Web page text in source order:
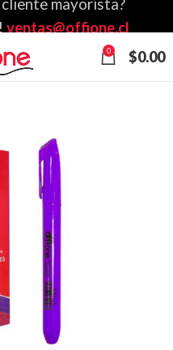
0 $0.00
mayorista?
ventas@offione.cl